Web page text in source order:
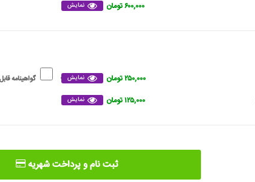
نمایش ۶۰۰,۰۰۰ تومان
نمایش ۲۵۰,۰۰۰ تومان
نمایش ۱۲۵,۰۰۰ تومان
گواهینامه
ثبت نام و پرداخت شهریه